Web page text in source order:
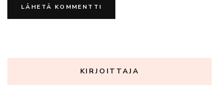
KIRJOITTAJA